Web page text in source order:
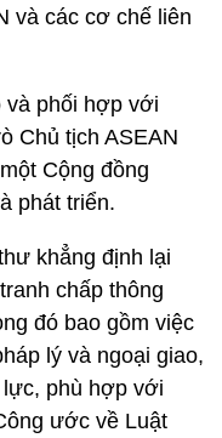
và các cơ chế liên
và phối hợp với
Chủ tịch ASEAN
Cộng đồng
phát triển.
khẳng định lại
chấp thông
đó bao gồm việc
lý và ngoại giao,
lực, phù hợp với
ước về Luật